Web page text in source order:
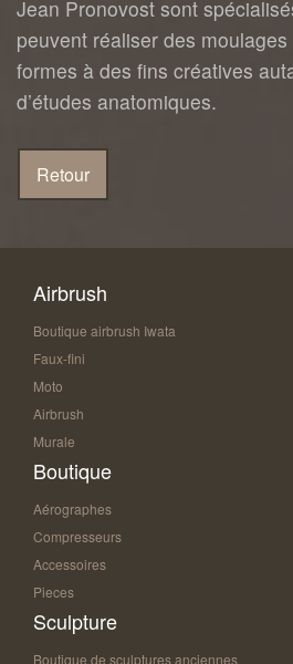
Jean Pronovost sont
peuvent réaliser des
formes à des fins créatives
d’études anatomiques.
Airbrush
Boutique airbrush Iwata
Faux-fini
Moto
Airbrush
Murale
Boutique
Aérographes
Compresseurs
Accessoires
Pieces
Sculpture
Boutique de sculptures anciennes